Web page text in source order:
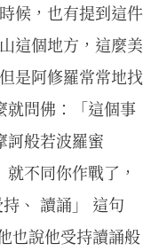
候，也有提到這件
這個地方，這麼美
是阿修羅常常地找
就問佛：「這個事
訶般若波羅蜜
不同你作戰了，
、 讀誦」 這句
也說他受持讀誦般